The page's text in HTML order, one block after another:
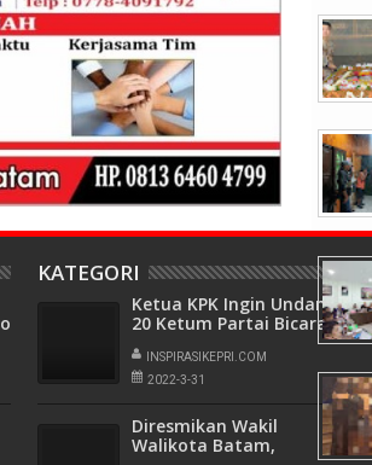
KATEGORI
Ketua KPK Ingin Undang
20 Ketum Partai Bicara
Pendidikan Politik
INSPIRASIKEPRI.COM
2022-3-31
Diresmikan Wakil
Walikota Batam,